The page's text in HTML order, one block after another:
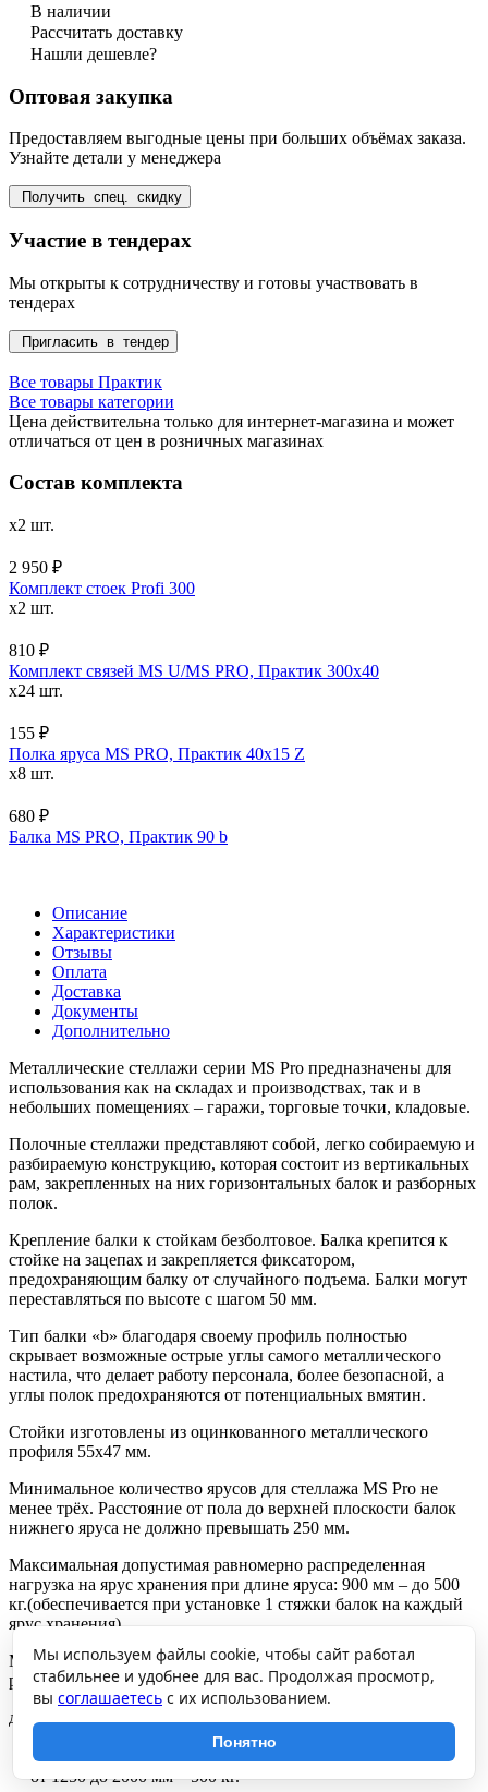
В наличии
Рассчитать доставку
Нашли дешевле?
Оптовая закупка
Предоставляем выгодные цены при больших объёмах заказа.
Узнайте детали у менеджера
Получить спец. скидку
Участие в тендерах
Мы открыты к сотрудничеству и готовы участвовать в
тендерах
Пригласить в тендер
Все товары Практик
Все товары категории
Цена действительна только для интернет-магазина и может
отличаться от цен в розничных магазинах
Состав комплекта
x2 шт.
2 950 ₽
Комплект стоек Profi 300
x2 шт.
810 ₽
Комплект связей MS U/MS PRO, Практик 300x40
x24 шт.
155 ₽
Полка яруса MS PRO, Практик 40х15 Z
x8 шт.
680 ₽
Балка MS PRO, Практик 90 b
Описание
Характеристики
Отзывы
Оплата
Доставка
Документы
Дополнительно
Металлические стеллажи серии MS Pro предназначены для
использования как на складах и производствах, так и в
небольших помещениях – гаражи, торговые точки, кладовые.
Полочные стеллажи представляют собой, легко собираемую и
разбираемую конструкцию, которая состоит из вертикальных
рам, закрепленных на них горизонтальных балок и разборных
полок.
Крепление балки к стойкам безболтовое. Балка крепится к
стойке на зацепах и закрепляется фиксатором,
предохраняющим балку от случайного подъема. Балки могут
переставляться по высоте с шагом 50 мм.
Тип балки «b» благодаря своему профиль полностью
скрывает возможные острые углы самого металлического
настила, что делает работу персонала, более безопасной, а
углы полок предохраняются от потенциальных вмятин.
Стойки изготовлены из оцинкованного металлического
профиля 55х47 мм.
Минимальное количество ярусов для стеллажа MS Pro не
менее трёх. Расстояние от пола до верхней плоскости балок
нижнего яруса не должно превышать 250 мм.
Максимальная допустимая равномерно распределенная
нагрузка на ярус хранения при длине яруса: 900 мм – до 500
кг.(обеспечивается при установке 1 стяжки балок на каждый
ярус хранения)
Максимальная допустимая нагрузка на секцию стеллажа при
расстоянии между ярусами хранения по вертикали:
до 750 мм – 2500 кг,
от 750 до 1000 мм – 1500 кг,
от 1000 до 1250 мм – 1050 кг,
от 1250 до 2000 мм – 500 кг.
Мы используем файлы cookie, чтобы сайт работал
стабильнее и удобнее для вас. Продолжая просмотр,
вы соглашаетесь с их использованием.
Понятно